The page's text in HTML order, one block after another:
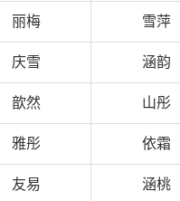
丽梅 雪萍
庆雪 涵韵
歆然 山彤
雅彤 依霜
友易 涵桃